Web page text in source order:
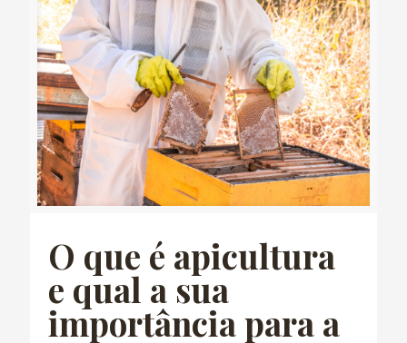
O que é apicultura
e qual a sua
importância para a